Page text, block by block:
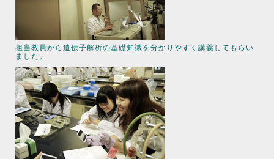
担当教員から遺伝子解析の基礎知識を分かりやすく講義してもらい
ました。